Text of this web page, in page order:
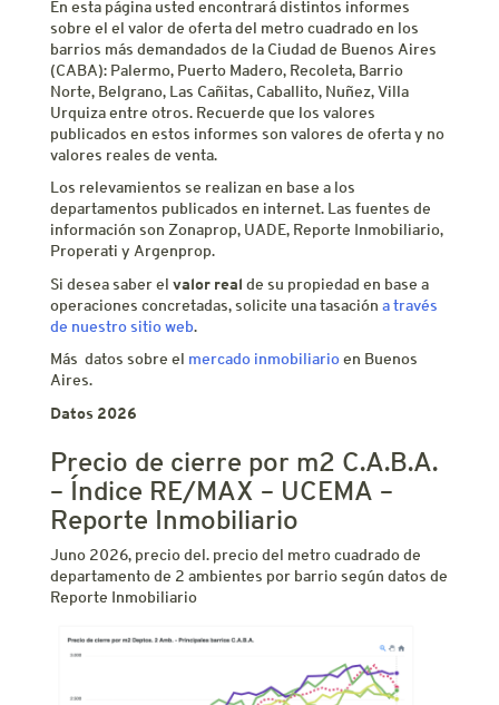
En esta página usted encontrará distintos informes
sobre el el valor de oferta del metro cuadrado en los
barrios más demandados de la Ciudad de Buenos Aires
(CABA): Palermo, Puerto Madero, Recoleta, Barrio
Norte, Belgrano, Las Cañitas, Caballito, Nuñez, Villa
Urquiza entre otros. Recuerde que los valores
publicados en estos informes son valores de oferta y no
valores reales de venta.
Los relevamientos se realizan en base a los
departamentos publicados en internet. Las fuentes de
información son Zonaprop, UADE, Reporte Inmobiliario,
Properati y Argenprop.
Si desea saber el valor real de su propiedad en base a
operaciones concretadas, solicite una tasación a través
de nuestro sitio web.
Más datos sobre el mercado inmobiliarioen Buenos
Aires.
Datos 2026
Precio de cierre por m2 C.A.B.A.
– Índice RE/MAX – UCEMA –
Reporte Inmobiliario
Juno 2026, precio del. precio del metro cuadrado de
departamento de 2 ambientes por barrio según datos de
Reporte Inmobiliario